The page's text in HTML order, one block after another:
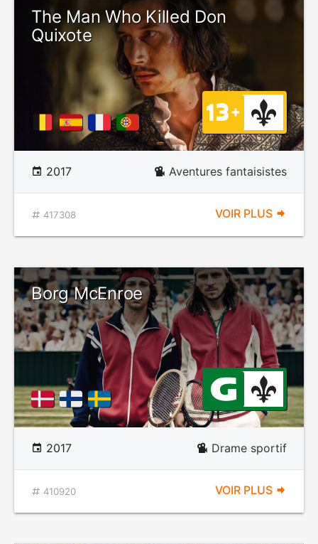
The Man Who Killed Don
Quixote
2017 Aventures fantaisistes
417308 VOIR PLUS
Borg McEnroe
2017 Drame sportif
410920 VOIR PLUS